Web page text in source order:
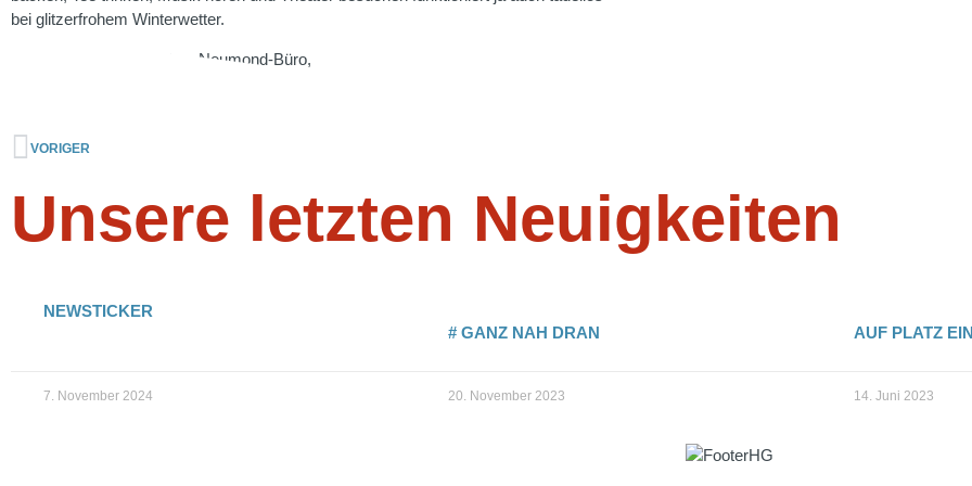
bei glitzerfrohem Winterwetter.
Herzliche Grüße aus dem Neumond-Büro,
VORIGER
Unsere letzten Neuigkeiten
NEWSTICKER
7. November 2024
# GANZ NAH DRAN
20. November 2023
AUF PLATZ
14. Juni 2023